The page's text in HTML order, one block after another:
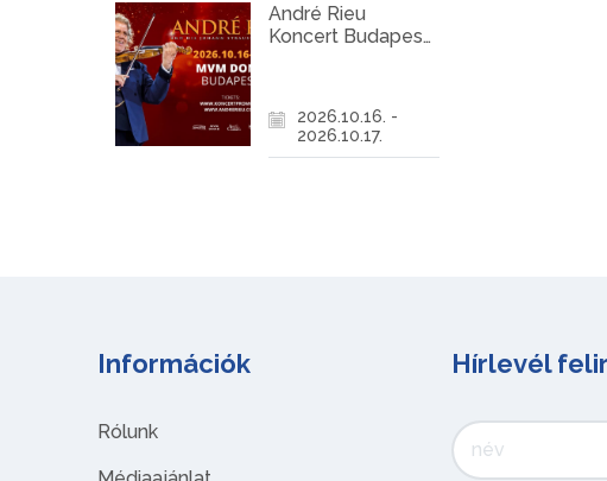
André Rieu
Koncert Budapest
2026.10.16. -
2026.10.17.
Információk
Rólunk
Hírlevél